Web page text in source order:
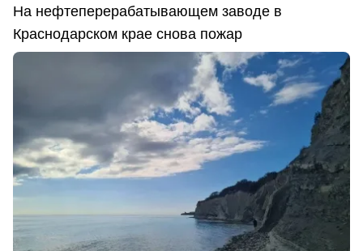
На нефтеперерабатывающем заводе в
Краснодарском крае снова пожар